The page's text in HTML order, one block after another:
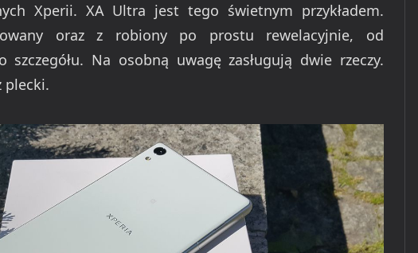
Xperii. XA Ultra jest tego świetnym przykładem.
oraz z robiony po prostu rewelacyjnie, od
Na osobną uwagę zasługują dwie rzeczy.
plecki.